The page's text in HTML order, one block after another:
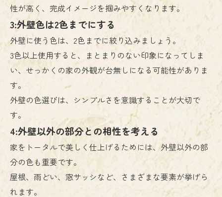
性が高く、完成イメージを掴みやすくなります。
3:外壁色は2色までにする
外壁に使う色は、2色までに絞り込みましょう。
3色以上使用すると、まとまりのない印象になってしま
い、せっかくの家の外観が台無しになる可能性がありま
す。
外壁の色選びは、シンプルさを意識することが大切で
す。
4:外壁以外の部分との相性を考える
家をトータルで美しく仕上げるためには、外壁以外の部
分の色も重要です。
屋根、雨どい、窓サッシなど、さまざまな要素が挙げら
れます。